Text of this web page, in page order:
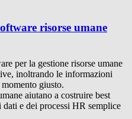
risorse umane
per la gestione risorse umane
inoltrando le informazioni
giusto.
aiutano a costruire best
dati e dei processi HR semplice